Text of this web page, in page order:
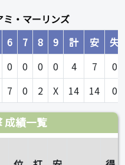
ミ・マーリンズ
6 7 8 9 計 安
失
0 0 0 0 4 7
0
7 0 2 X 14 14 0
成績一覧